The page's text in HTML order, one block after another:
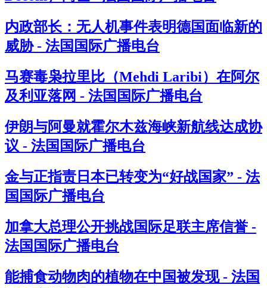
内政部长：无人机事件表明德国面临新的
威胁 - 法国国际广播电台
马赛毒枭拉里比（Mehdi Laribi）在阿尔
及利亚落网 - 法国国际广播电台
伊朗与阿曼就霍尔木兹海峡新航线达成协
议 - 法国国际广播电台
金与正指责日本已转变为“好战国家” - 法
国国际广播电台
加拿大总理公开挑战国际足联主席信誉 -
法国国际广播电台
能捕食动物肉的植物在中国被发现 - 法国